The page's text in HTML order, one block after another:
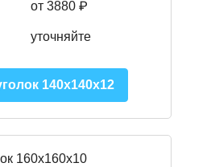
от 3880 ₽
уточняйте
140х140х12
160х160х10